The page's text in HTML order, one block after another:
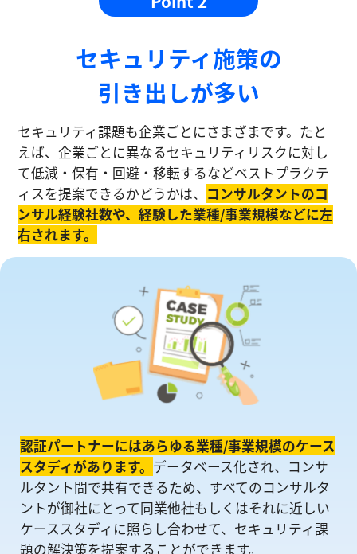
セキュリティ施策の
引き出しが多い
セキュリティ課題も企業ごとにさまざまです。たと
えば、企業ごとに異なるセキュリティリスクに対し
て低減・保有・回避・移転するなどベストプラクテ
ィスを提案できるかどうかは、 コンサルタントのコ
ンサル経験社数や、経験した業種/事業規模などに左
右されます。
認証パートナーにはあらゆる業種/事業規模のケース
スタディがあります。 データベース化され、コンサ
ルタント間で共有できるため、すべてのコンサルタ
ントが御社にとって同業他社もしくはそれに近しい
ケーススタディに照らし合わせて、セキュリティ課
題の解決策を提案することができます。